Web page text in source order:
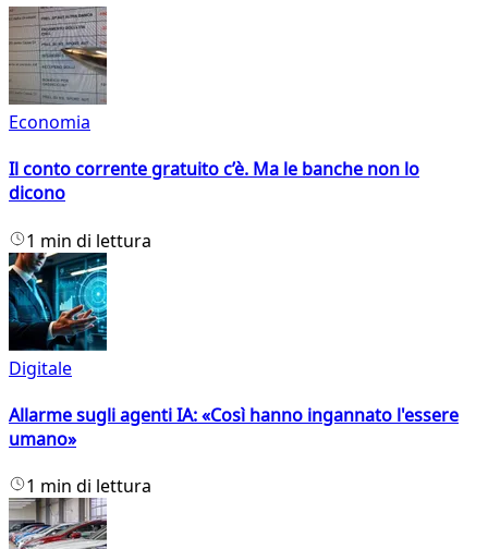
Economia
Il conto corrente gratuito c’è. Ma le banche non lo
dicono
1 min di lettura
Digitale
Allarme sugli agenti IA: «Così hanno ingannato l'essere
umano»
1 min di lettura